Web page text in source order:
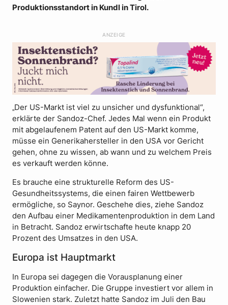
Produktionsstandort in Kundl in Tirol.
ANZEIGE
„Der US-Markt ist viel zu unsicher und dysfunktional“,
erklärte der Sandoz-Chef. Jedes Mal wenn ein Produkt
mit abgelaufenem Patent auf den US-Markt komme,
müsse ein Generikahersteller in den USA vor Gericht
gehen, ohne zu wissen, ab wann und zu welchem Preis
es verkauft werden könne.
Es brauche eine strukturelle Reform des US-
Gesundheitssystems, die einen fairen Wettbewerb
ermögliche, so Saynor. Geschehe dies, ziehe Sandoz
den Aufbau einer Medikamentenproduktion in dem Land
in Betracht. Sandoz erwirtschafte heute knapp 20
Prozent des Umsatzes in den USA.
Europa ist Hauptmarkt
In Europa sei dagegen die Vorausplanung einer
Produktion einfacher. Die Gruppe investiert vor allem in
Slowenien stark. Zuletzt hatte Sandoz im Juli den Bau